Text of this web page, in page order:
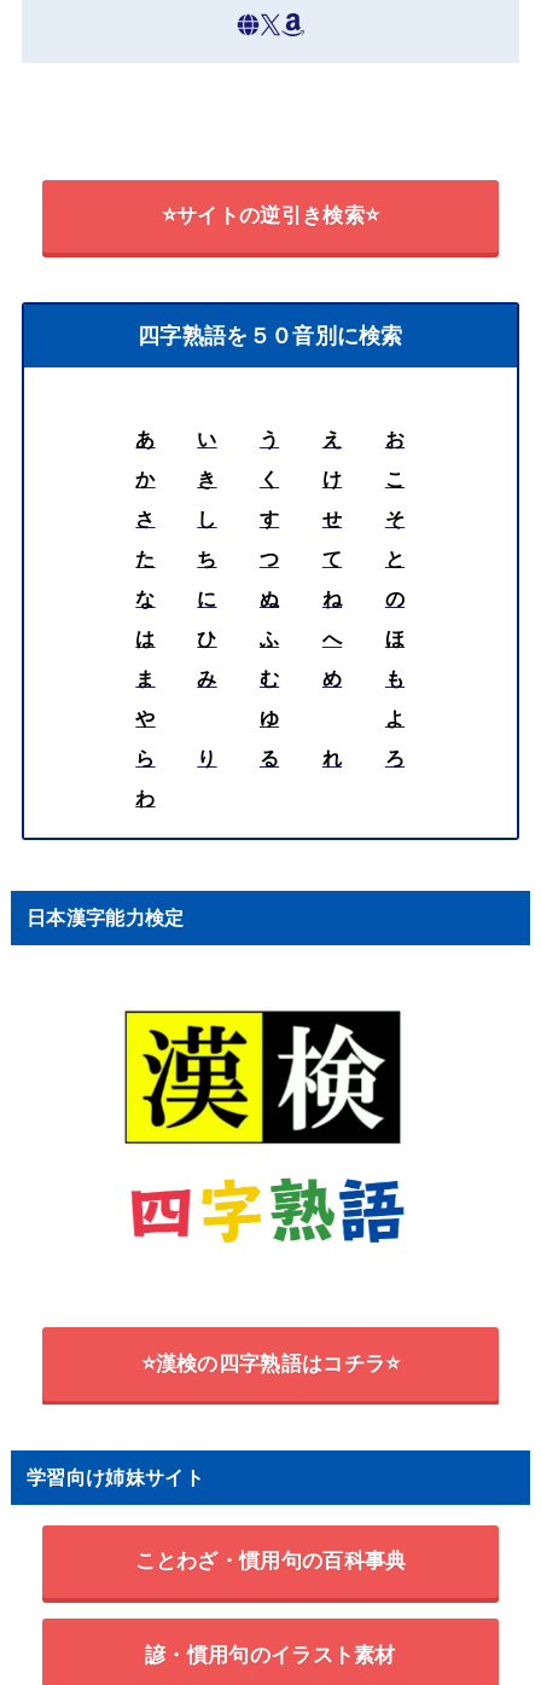
⭐サイトの逆引き検索⭐
四字熟語を５０音別に検索
あ い う え
お
か
き く け
こ
さ
し す せ
そ
た
ち つ て
と
な
に ぬ ね
の
は
ひ ふ へ
ほ
ま
み む め
も
や
ゆ
よ
ら
り る れ
ろ
わ
日本漢字能力検定
⭐漢検の四字熟語はコチラ⭐
学習向け姉妹サイト
ことわざ・慣用句の百科事典
諺・慣用句のイラスト素材